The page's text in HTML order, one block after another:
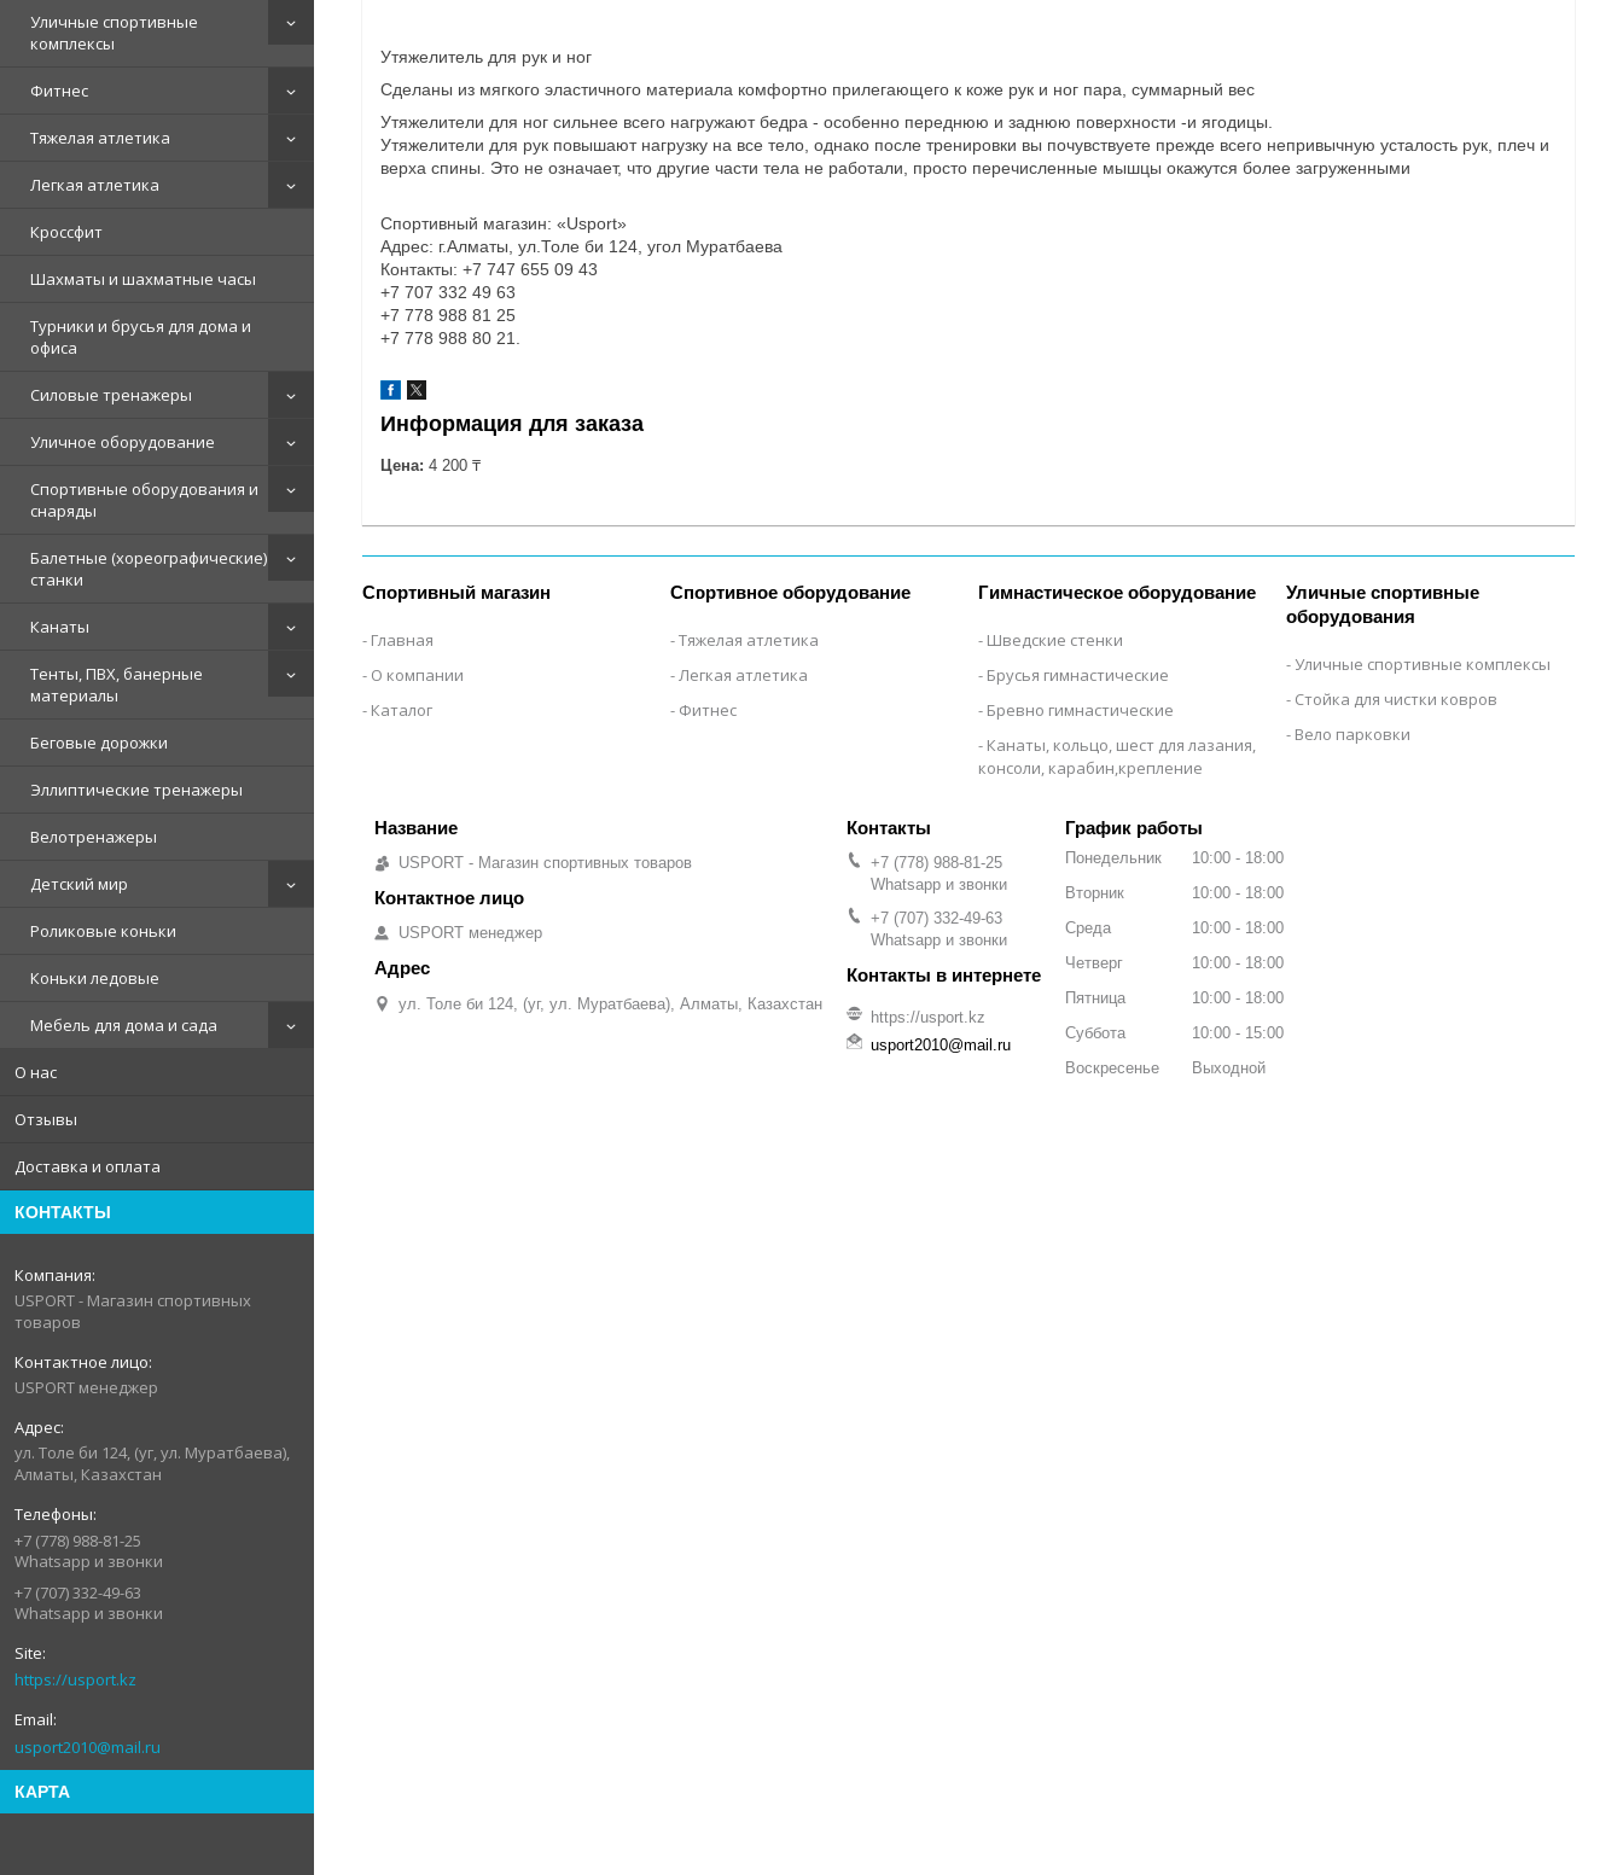
Уличные спортивные
комплексы
Фитнес
Тяжелая атлетика
Легкая атлетика
Кроссфит
Шахматы и шахматные часы
Турники и брусья для дома и
офиса
Силовые тренажеры
Уличное оборудование
Спортивные оборудования и
снаряды
Балетные (хореографические)
станки
Канаты
Тенты, ПВХ, банерные
материалы
Беговые дорожки
Эллиптические тренажеры
Велотренажеры
Детский мир
Роликовые коньки
Коньки ледовые
Мебель для дома и сада
О нас
Отзывы
Доставка и оплата
КОНТАКТЫ
USPORT - Магазин спортивных
товаров
USPORT менеджер
ул. Толе би 124, (уг, ул. Муратбаева),
Алматы, Казахстан
+7 (778) 988-81-25
Whatsapp и звонки
+7 (707) 332-49-63
Whatsapp и звонки
https://usport.kz
usport2010@mail.ru
КАРТА
Утяжелитель для рук и ног
Сделаны из мягкого эластичного материала комфортно прилегающего к коже рук и ног пара, суммарный вес
Утяжелители для ног сильнее всего нагружают бедра - особенно переднюю и заднюю поверхности -и ягодицы.
Утяжелители для рук повышают нагрузку на все тело, однако после тренировки вы почувствуете прежде всего непривычную усталость рук, плеч и
верха спины. Это не означает, что другие части тела не работали, просто перечисленные мышцы окажутся более загруженными
Спортивный магазин: «Usport»
Адрес: г.Алматы, ул.Толе би 124, угол Муратбаева
Контакты: +7 747 655 09 43
+7 707 332 49 63
+7 778 988 81 25
+7 778 988 80 21.
Информация для заказа
Цена: 4 200 ₸
Спортивный магазин
Главная
О компании
Каталог
Спортивное оборудование
Тяжелая атлетика
Легкая атлетика
Фитнес
Гимнастическое оборудование
Шведские стенки
Брусья гимнастические
Бревно гимнастические
Канаты, кольцо, шест для лазания,
консоли, карабин,крепление
Уличные спортивные
оборудования
Уличные спортивные комплексы
Стойка для чистки ковров
Вело парковки
USPORT - Магазин спортивных товаров
USPORT менеджер
ул. Толе би 124, (уг, ул. Муратбаева), Алматы, Казахстан
+7 (778) 988-81-25
Whatsapp и звонки
+7 (707) 332-49-63
Whatsapp и звонки
https://usport.kz
usport2010@mail.ru
График работы
Понедельник 10:00
18:00
Вторник
10:00
18:00
Среда
10:00
18:00
Четверг
10:00
18:00
Пятница
10:00
18:00
Суббота
10:00
15:00
Воскресенье
Выходной